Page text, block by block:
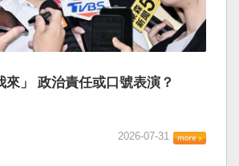
來」 政治責任或口號表演？
2026-07-31